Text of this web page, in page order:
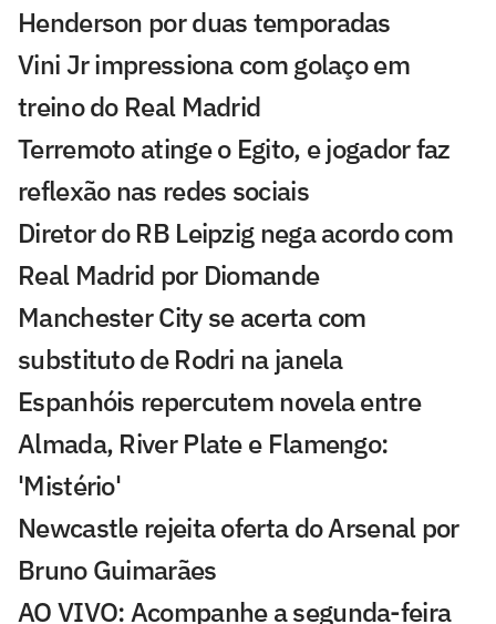
Henderson por duas temporadas
Vini Jr impressiona com golaço em
treino do Real Madrid
Terremoto atinge o Egito, e jogador faz
reflexão nas redes sociais
Diretor do RB Leipzig nega acordo com
Real Madrid por Diomande
Manchester City se acerta com
substituto de Rodri na janela
Espanhóis repercutem novela entre
Almada, River Plate e Flamengo:
'Mistério'
Newcastle rejeita oferta do Arsenal por
Bruno Guimarães
AO VIVO: Acompanhe a segunda-feira